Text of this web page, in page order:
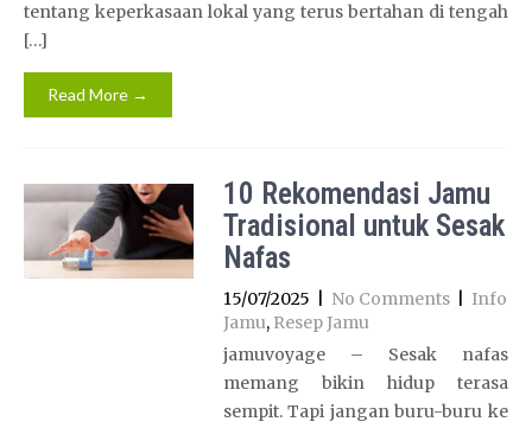
tentang keperkasaan lokal yang terus bertahan di tengah
[…]
Read More →
10 Rekomendasi Jamu
Tradisional untuk Sesak
Nafas
15/07/2025 No Comments
Info
Jamu, Resep Jamu
jamuvoyage – Sesak nafas
memang bikin hidup terasa
sempit. Tapi jangan buru-buru ke